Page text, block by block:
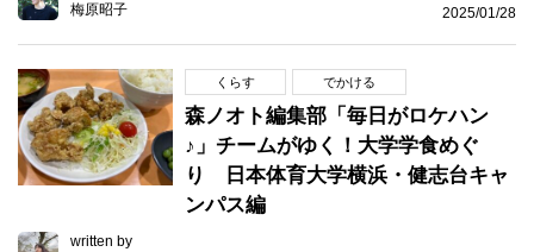
梅原昭子
2025/01/28
くらす でかける
森ノオト編集部「毎日がロケハン
♪」チームがゆく！大学学食めぐ
り 日本体育大学横浜・健志台キャ
ンパス編
written by